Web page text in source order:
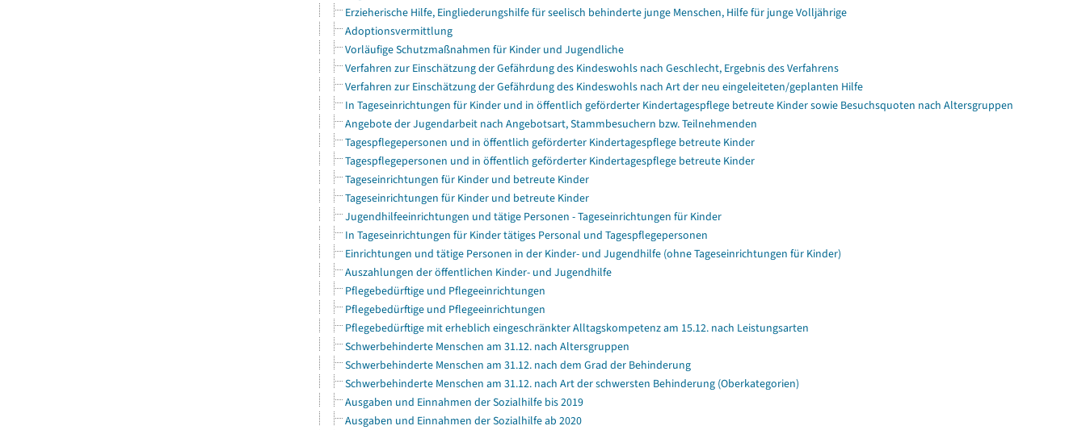
Erzieherische Hilfe, Eingliederungshilfe für seelisch behinderte junge Menschen, Hilfe für junge Volljährige
Adoptionsvermittlung
Vorläufige Schutzmaßnahmen für Kinder und Jugendliche
Verfahren zur Einschätzung der Gefährdung des Kindeswohls nach Geschlecht, Ergebnis des Verfahrens
Verfahren zur Einschätzung der Gefährdung des Kindeswohls nach Art der neu eingeleiteten/geplanten Hilfe
In Tageseinrichtungen für Kinder und in öffentlich geförderter Kindertagespflege betreute Kinder sowie Besuchsquoten nach Altersgruppen
Angebote der Jugendarbeit nach Angebotsart, Stammbesuchern bzw. Teilnehmenden
Tagespflegepersonen und in öffentlich geförderter Kindertagespflege betreute Kinder
Tagespflegepersonen und in öffentlich geförderter Kindertagespflege betreute Kinder
Tageseinrichtungen für Kinder und betreute Kinder
Tageseinrichtungen für Kinder und betreute Kinder
Jugendhilfeeinrichtungen und tätige Personen - Tageseinrichtungen für Kinder
In Tageseinrichtungen für Kinder tätiges Personal und Tagespflegepersonen
Einrichtungen und tätige Personen in der Kinder- und Jugendhilfe (ohne Tageseinrichtungen für Kinder)
Auszahlungen der öffentlichen Kinder- und Jugendhilfe
Pflegebedürftige und Pflegeeinrichtungen
Pflegebedürftige und Pflegeeinrichtungen
Pflegebedürftige mit erheblich eingeschränkter Alltagskompetenz am 15.12. nach Leistungsarten
Schwerbehinderte Menschen am 31.12. nach Altersgruppen
Schwerbehinderte Menschen am 31.12. nach dem Grad der Behinderung
Schwerbehinderte Menschen am 31.12. nach Art der schwersten Behinderung (Oberkategorien)
Ausgaben und Einnahmen der Sozialhilfe bis 2019
Ausgaben und Einnahmen der Sozialhilfe ab 2020